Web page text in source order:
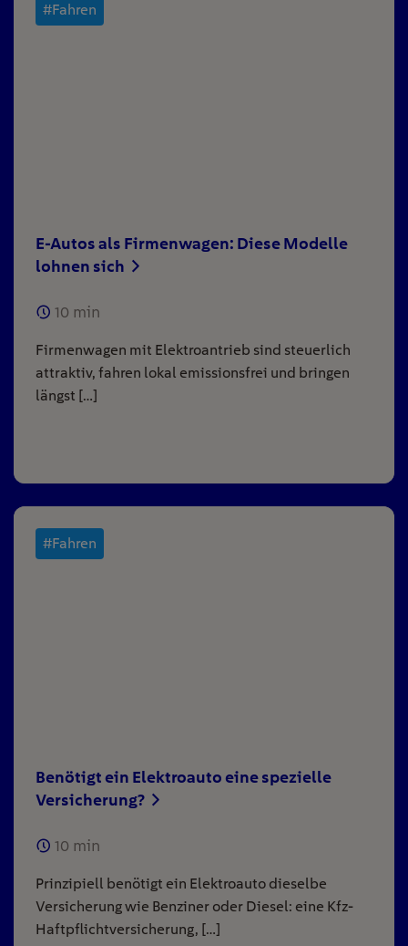
#Fahren
E-Autos als Firmenwagen: Diese Modelle
lohnen sich
10 min
Firmenwagen mit Elektroantrieb sind steuerlich
attraktiv, fahren lokal emissionsfrei und bringen
längst […]
#Fahren
Benötigt ein Elektroauto eine spezielle
Versicherung?
10 min
Prinzipiell benötigt ein Elektroauto dieselbe
Versicherung wie Benziner oder Diesel: eine Kfz-
Haftpflichtversicherung, […]